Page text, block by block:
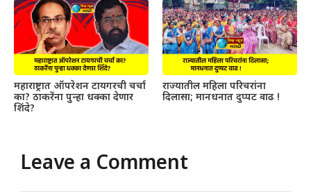
महाराष्ट्रात ऑपरेशन टायगरची चर्चा
का? ठाकरेंना पुन्हा धक्का देणार
शिंदे?
राज्यातील महिला परिचरांना
दिलासा; मानधनात दुप्पट वाढ !
Leave a Comment